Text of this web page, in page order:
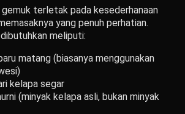
terletak pada kesederhanaan
yang penuh perhatian.
meliputi:
matang (biasanya menggunakan
kelapa segar
(minyak kelapa asli, bukan minyak